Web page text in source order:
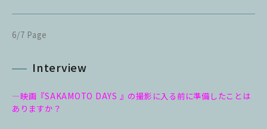
6/7 Page
Interview
―映画『SAKAMOTO DAYS 』の撮影に入る前に準備したことは
ありますか？